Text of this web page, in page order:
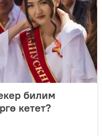
билим
кетет?